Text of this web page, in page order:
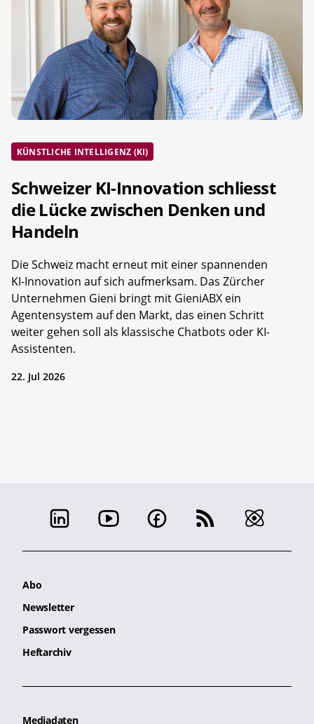
KÜNSTLICHE INTELLIGENZ (KI)
Schweizer KI-Innovation schliesst
die Lücke zwischen Denken und
Handeln
Die Schweiz macht erneut mit einer spannenden
KI-Innovation auf sich aufmerksam. Das Zürcher
Unternehmen Gieni bringt mit GieniABX ein
Agentensystem auf den Markt, das einen Schritt
weiter gehen soll als klassische Chatbots oder KI-
Assistenten.
22. Jul 2026
Abo
Newsletter
Passwort vergessen
Heftarchiv
Mediadaten